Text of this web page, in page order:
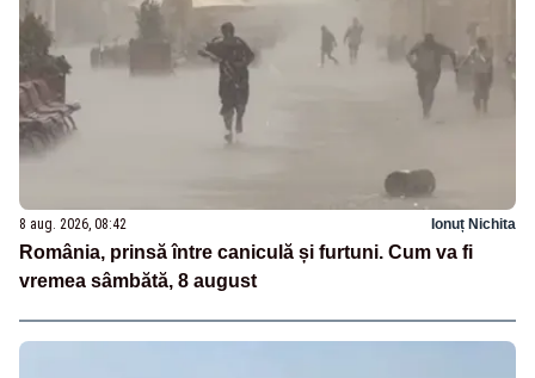
8 aug. 2026, 08:42 Ionuț Nichita
România, prinsă între caniculă și furtuni. Cum va fi
vremea sâmbătă, 8 august